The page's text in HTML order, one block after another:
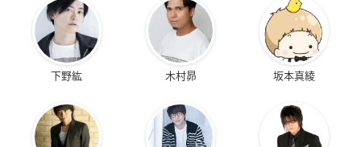
下野紘 木村昴 坂本真綾